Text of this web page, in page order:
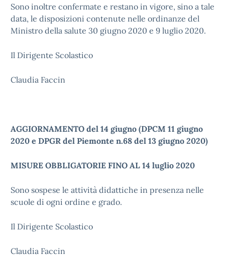
Sono inoltre confermate e restano in vigore, sino a tale
data, le disposizioni contenute nelle ordinanze del
Ministro della salute 30 giugno 2020 e 9 luglio 2020.
Il Dirigente Scolastico
Claudia Faccin
AGGIORNAMENTO del 14 giugno (DPCM 11 giugno
2020 e DPGR del Piemonte n.68 del 13 giugno 2020)
MISURE OBBLIGATORIE FINO AL 14 luglio 2020
Sono sospese le attività didattiche in presenza nelle
scuole di ogni ordine e grado.
Il Dirigente Scolastico
Claudia Faccin